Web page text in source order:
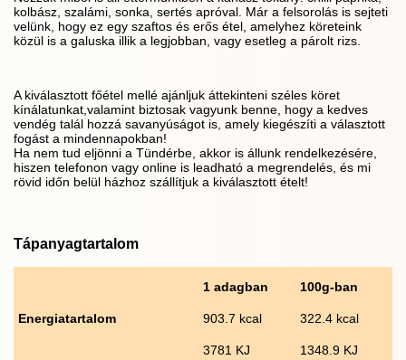
kolbász, szalámi, sonka, sertés apróval. Már a felsorolás is sejteti
velünk, hogy ez egy szaftos és erős étel, amelyhez köreteink
közül is a galuska illik a legjobban, vagy esetleg a párolt rizs.
A kiválasztott főétel mellé ajánljuk áttekinteni széles köret
kínálatunkat,valamint biztosak vagyunk benne, hogy a kedves
vendég talál hozzá savanyúságot is, amely kiegészíti a választott
fogást a mindennapokban!
Ha nem tud eljönni a Tündérbe, akkor is állunk rendelkezésére,
hiszen telefonon vagy online is leadható a megrendelés, és mi
rövid időn belül házhoz szállítjuk a kiválasztott ételt!
Tápanyagtartalom
1 adagban 100g-ban
Energiatartalom 903.7 kcal 322.4 kcal
3781 KJ 1348.9 KJ